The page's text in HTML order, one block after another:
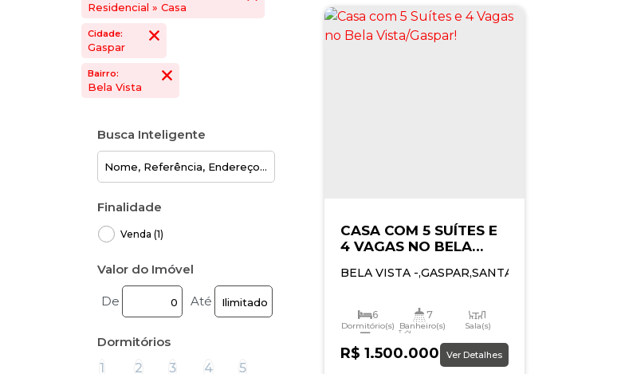
Residencial » Casa
Cidade:
Gaspar
Bairro:
Bela Vista
Busca Inteligente
Finalidade
Venda (1)
Valor do Imóvel
De Até
Dormitórios
1
2 3 4 5
CASA COM 5 SUÍTES E
4 VAGAS NO BELA
R$ 1.500.000,00
BELA VISTA ,GASPAR,SANTA CATARINA
6
Dormitório(s)
7
Banheiro(s)
1
Sala(s)
Suíte(s) Total:
Ver Detalhes